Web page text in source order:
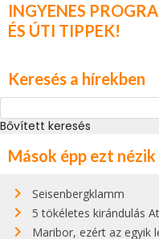
INGYENES
ÉS ÚTI TIPPEK!
Keresés a hírekben
Bővített keresés
Mások épp ezt nézik
Seisenbergklamm
5 tökéletes kirándulás
Maribor, ezért az egyik